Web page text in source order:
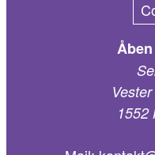
1552